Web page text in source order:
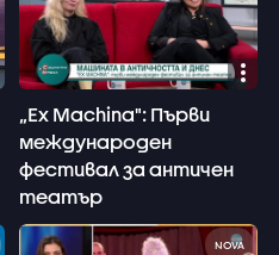
„Ex Machina": Първи
международен
фестивал за античен
театър
NOVA